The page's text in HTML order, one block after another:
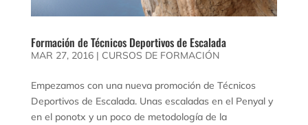
Formación de Técnicos Deportivos de Escalada
MAR 27, 2016| CURSOS DE FORMACIÓN
Empezamos con una nueva promoción de Técnicos
Deportivos de Escalada. Unas escaladas en el Penyal y
en el ponotx y un poco de metodología de la